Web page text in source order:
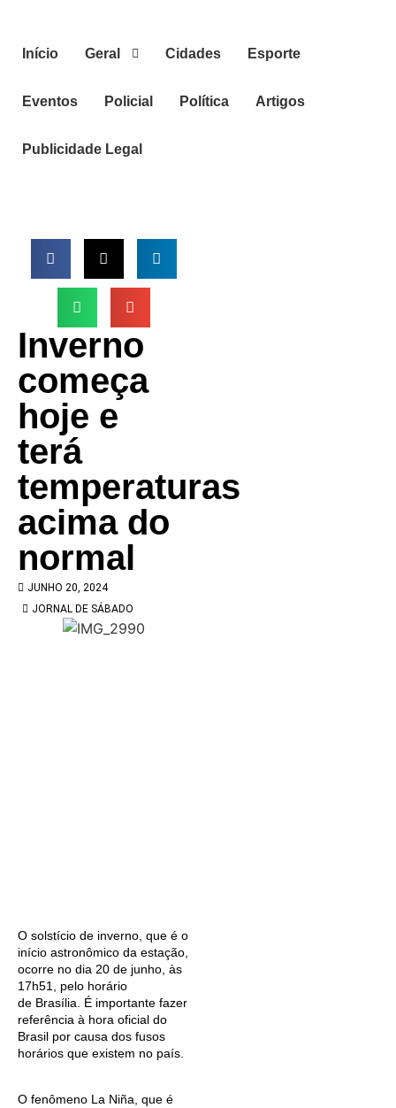
Início Geral Cidades Esporte
Eventos Policial Política Artigos
Publicidade Legal
Inverno
começa
hoje e
terá
temperaturas
acima do
normal
JUNHO 20, 2024
JORNAL DE SÁBADO
O solstício de inverno, que é o
início astronômico da estação,
ocorre no dia 20 de junho, às
17h51, pelo horário
de Brasília. É importante fazer
referência à hora oficial do
Brasil por causa dos fusos
horários que existem no país.
O fenômeno La Niña, que é